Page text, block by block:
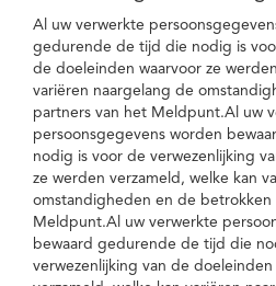
Al uw verwerkte
gedurende de tijd die nodig is
de doeleinden waarvoor ze
variëren naargelang de
partners van het Meldpunt.Al uw
persoonsgegevens worden
nodig is voor de verwezenlijking
ze werden verzameld, welke kan
omstandigheden en de betrokken
Meldpunt.Al uw verwerkte
bewaard gedurende de tijd die
verwezenlijking van de doeleinden